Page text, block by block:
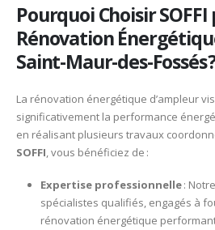
Pourquoi Choisir
Rénovation
Saint-Maur-des-Fossés
La rénovation énergétique d’ampleur
significativement la performance
en réalisant plusieurs travaux
SOFFI , vous bénéficiez de :​
Expertise professionnelle:
spécialistes qualifiés, engagés à
rénovation énergétique